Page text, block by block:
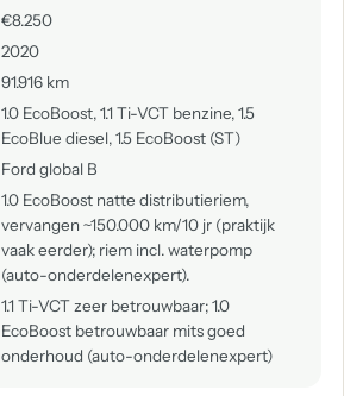
€8.250
2020
91.916 km
1.0 EcoBoost, 1.1 Ti-VCT benzine, 1.5
EcoBlue diesel, 1.5 EcoBoost (ST)
Ford global B
1.0 EcoBoost natte distributieriem,
vervangen ~150.000 km/10 jr (praktijk
vaak eerder); riem incl. waterpomp
(auto-onderdelenexpert).
1.1 Ti-VCT zeer betrouwbaar; 1.0
EcoBoost betrouwbaar mits goed
onderhoud (auto-onderdelenexpert)